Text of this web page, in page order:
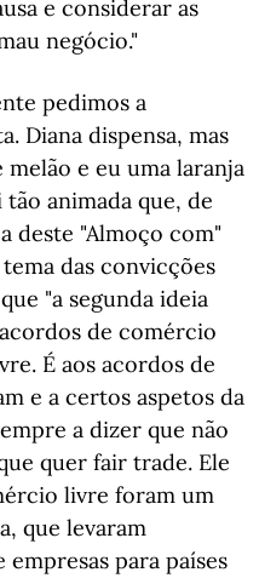
e considerar as
negócio."
pedimos a
Diana dispensa, mas
e eu uma laranja
tão animada que, de
deste "Almoço com"
das convicções
"a segunda ideia
de comércio
É aos acordos de
e a certos aspetos da
a dizer que não
quer fair trade. Ele
livre foram um
que levaram
para países